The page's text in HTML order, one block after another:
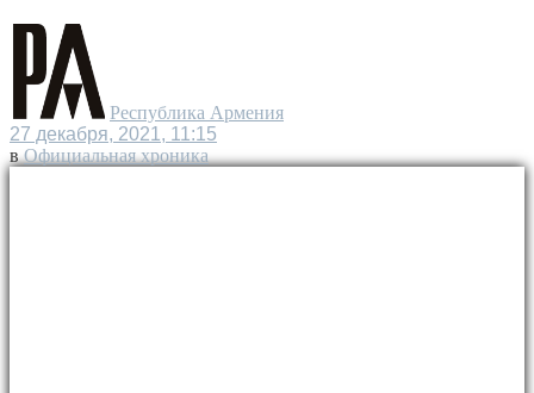
Республика Армения
27 декабря, 2021, 11:15
в Официальная хроника